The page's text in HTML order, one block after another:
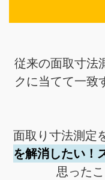
従来の面取寸法
クに当てて一致
面取り寸法測定
を解消したい！
思った